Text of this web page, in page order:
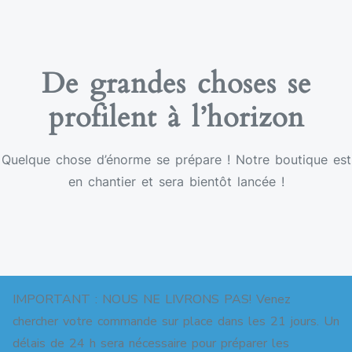
IMPORTANT : NOUS NE LIVRONS PAS! Venez
chercher votre commande sur place dans les 21 jours. Un
délais de 24 h sera nécessaire pour préparer les
De grandes choses se
profilent à l’horizon
Quelque chose d’énorme se prépare ! Notre boutique est
en chantier et sera bientôt lancée !